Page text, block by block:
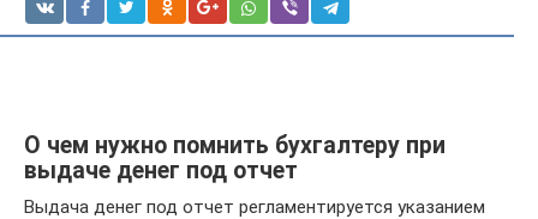
О чем нужно помнить бухгалтеру при
выдаче денег под отчет
Выдача денег под отчет регламентируется указанием